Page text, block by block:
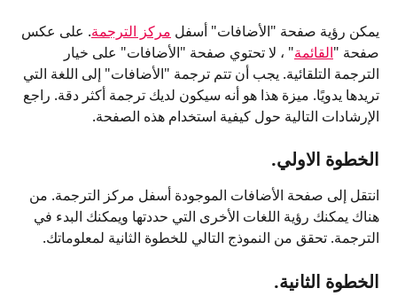
يمكن رؤية صفحة "الأضافات" أسفل مركز الترجمة. على عكس
صفحة "القائمة" ، لا تحتوي صفحة "الأضافات" على خيار
الترجمة التلقائية. يجب أن تتم ترجمة "الأضافات" إلى اللغة التي
تريدها يدويًا. ميزة هذا هو أنه سيكون لديك ترجمة أكثر دقة. راجع
الإرشادات التالية حول كيفية استخدام هذه الصفحة.
الخطوة الاولي.
انتقل إلى صفحة الأضافات الموجودة أسفل مركز الترجمة. من
هناك يمكنك رؤية اللغات الأخرى التي حددتها ويمكنك البدء في
الترجمة. تحقق من النموذج التالي للخطوة الثانية لمعلوماتك.
الخطوة الثانية.